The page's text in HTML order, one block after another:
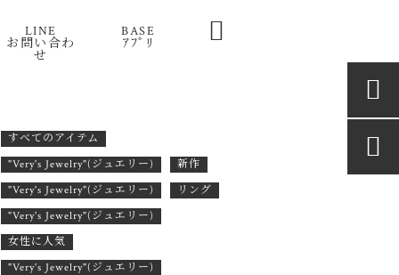
LINE
お問い合わ
せ
BASE
ｱﾌﾟﾘ 
すべてのアイテム
"Very's Jewelry"(ジュエリー)
新作
"Very's Jewelry"(ジュエリー)
リング
"Very's Jewelry"(ジュエリー)
女性に人気
"Very's Jewelry"(ジュエリー)

